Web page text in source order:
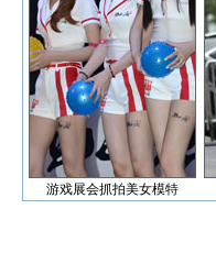
游戏展会抓拍美女模特